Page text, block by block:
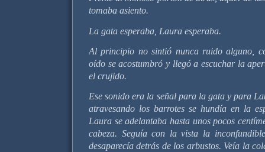
tomaba asiento.
La gata esperaba, Laura esperaba.
Al principio no sintió nunca ruido alguno,
oído se acostumbró y llegó a escuchar la
el crujido.
Ese sonido era la señal para la gata y para
atravesando los barrotes se hundía en la
Laura se adelantaba hasta unos pocos
cabeza. Seguía con la vista la
desaparecía detrás de los arbustos. Veía la